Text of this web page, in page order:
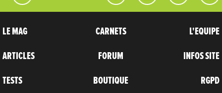
LE MAG
ARTICLES
TESTS
CARNETS
FORUM
BOUTIQUE
L'EQUIPE
INFOS SITE
RGPD